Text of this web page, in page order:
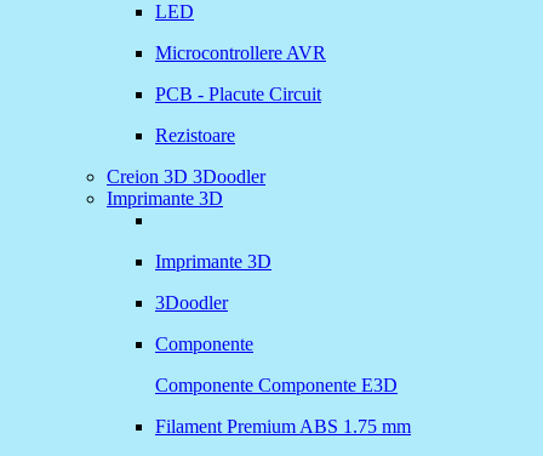
LED
Microcontrollere AVR
PCB - Placute Circuit
Rezistoare
Creion 3D 3Doodler
Imprimante 3D
Imprimante 3D
3Doodler
Componente
Componente Componente E3D
Filament Premium ABS 1.75 mm